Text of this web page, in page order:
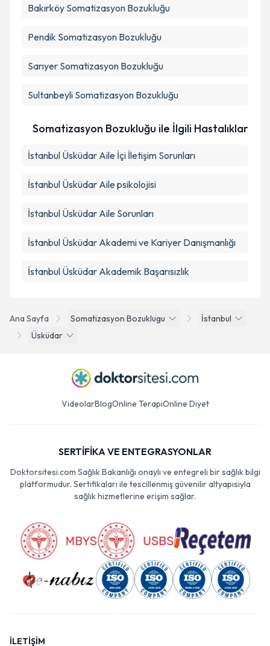
Ana Sayfa Somatizasyon Bozuklugu
İstanbul
Üsküdar
Bakırköy Somatizasyon Bozukluğu
Pendik Somatizasyon Bozukluğu
Sarıyer Somatizasyon Bozukluğu
Sultanbeyli Somatizasyon Bozukluğu
Somatizasyon Bozukluğu ile İlgili Hastalıklar
İstanbul Üsküdar Aile İçi İletişim Sorunları
İstanbul Üsküdar Aile psikolojisi
İstanbul Üsküdar Aile Sorunları
İstanbul Üsküdar Akademi ve Kariyer Danışmanlığı
İstanbul Üsküdar Akademik Başarısızlık
VideolarBlogOnline TerapiOnline Diyet
SERTİFİKA VE ENTEGRASYONLAR
Doktorsitesi.com Sağlık Bakanlığı onaylı ve entegreli bir sağlık bilgi
platformudur. Sertifikaları ile tescillenmiş güvenilir altyapısıyla
sağlık hizmetlerine erişim sağlar.
İLETİŞİM